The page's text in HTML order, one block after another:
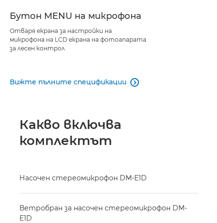
Бутон MENU на микрофона
Отваря екрана за настройки на
микрофона на LCD екрана на фотоапарата
за лесен контрол
Вижте пълните спецификации 
Какво включва
комплектът
Насочен стереомикрофон DM-E1D
Ветробран за насочен стереомикрофон DM-
E1D